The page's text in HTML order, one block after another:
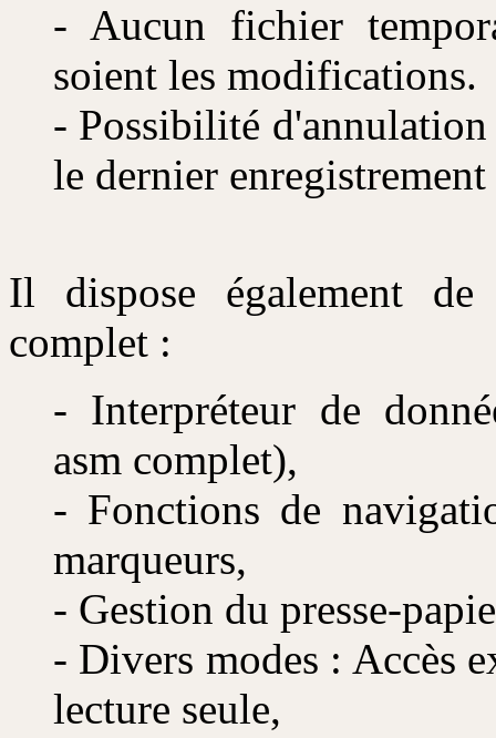
- Aucun fichier
soient les modifications.
- Possibilité d'annulation
le dernier enregistrement
Il dispose également
complet :
- Interpréteur de
asm complet),
- Fonctions de
marqueurs,
- Gestion du presse-
- Divers modes : Accès
lecture seule,